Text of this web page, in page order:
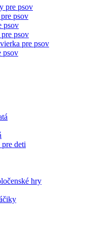
pre psov
psov
psov
psov
pre psov
psov
deti
hry